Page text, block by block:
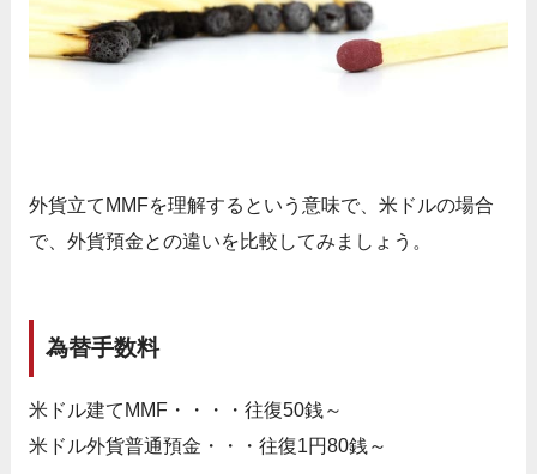
外貨立てMMFを理解するという意味で、米ドルの場合
で、外貨預金との違いを比較してみましょう。
為替手数料
米ドル建てMMF・・・・往復50銭～
米ドル外貨普通預金・・・往復1円80銭～